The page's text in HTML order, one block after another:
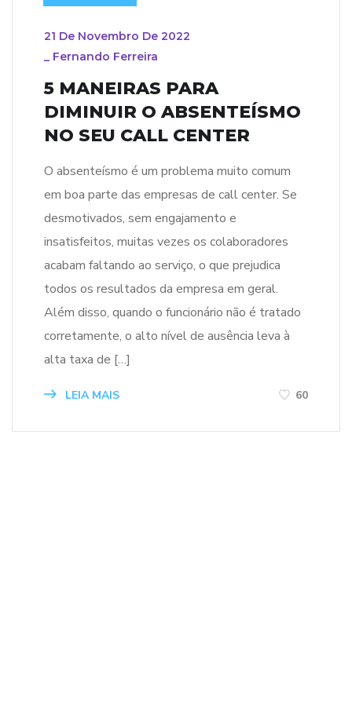
21 De Novembro De 2022
_ Fernando Ferreira
5 MANEIRAS PARA
DIMINUIR O ABSENTEÍSMO
NO SEU CALL CENTER
O absenteísmo é um problema muito comum
em boa parte das empresas de call center. Se
desmotivados, sem engajamento e
insatisfeitos, muitas vezes os colaboradores
acabam faltando ao serviço, o que prejudica
todos os resultados da empresa em geral.
Além disso, quando o funcionário não é tratado
corretamente, o alto nível de ausência leva à
alta taxa de […]
LEIA MAIS 60